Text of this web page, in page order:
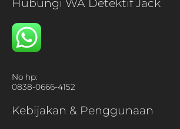
Hubungi WA Detektif Jack
No hp:
0838-0666-4152
Kebijakan & Penggunaan